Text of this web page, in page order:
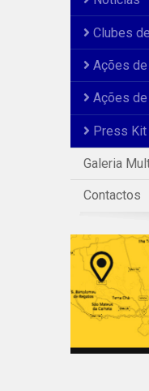
Clubes
Ações
Ações
Press Kit
Galeria
Contactos